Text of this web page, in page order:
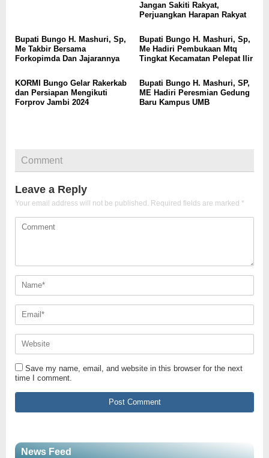
Jangan Sakiti Rakyat,
Perjuangkan Harapan Rakyat
Bupati Bungo H. Mashuri, Sp,
Me Takbir Bersama
Forkopimda Dan Jajarannya
Bupati Bungo H. Mashuri, Sp,
Me Hadiri Pembukaan Mtq
Tingkat Kecamatan Pelepat Ilir
KORMI Bungo Gelar Rakerkab
dan Persiapan Mengikuti
Forprov Jambi 2024
Bupati Bungo H. Mashuri, SP,
ME Hadiri Peresmian Gedung
Baru Kampus UMB
Comment
Leave a Reply
Your email address will not be published. Required fields are marked *
Save my name, email, and website in this browser for the next
time I comment.
News Feed